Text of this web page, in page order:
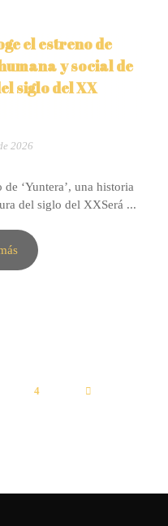
el estreno de
y social de
siglo del XX
2026
‘Yuntera’, una historia
del siglo del XXSerá ...
4